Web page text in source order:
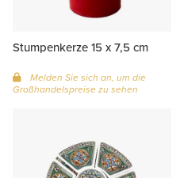
Stumpenkerze 15 x 7,5 cm
Melden Sie sich an, um die
Großhandelspreise zu sehen